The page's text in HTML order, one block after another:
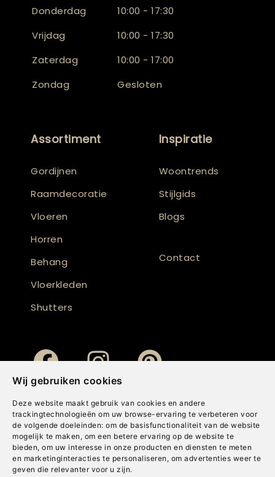
Wij gebruiken cookies
Deze website maakt gebruik van cookies en andere
trackingtechnologieën om uw browse-ervaring te verbeteren voor
de volgende doeleinden: om de basisfunctionaliteit van de website
mogelijk te maken , om een betere ervaring op de website te
bieden, om uw interesse in onze producten en diensten te meten
en marketinginteracties te personaliseren , om advertenties weer te
geven die relevanter voor u zijn.
Donderdag
10:00 - 17:30
Vrijdag
10:00 - 17:30
Zaterdag
10:00 - 17:00
Zondag
Gesloten
Assortiment
Gordijnen
Raamdecoratie
Vloeren
Horren
Behang
Vloerkleden
Shutters
Inspiratie
Woontrends
Stijlgids
Blogs
Contact